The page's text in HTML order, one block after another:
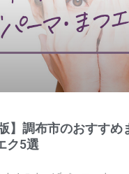
】調布市のおすすめ
ク5選